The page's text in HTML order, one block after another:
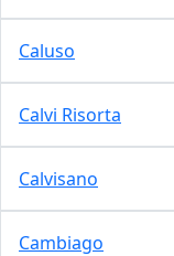
Caluso
Calvi Risorta
Calvisano
Cambiago